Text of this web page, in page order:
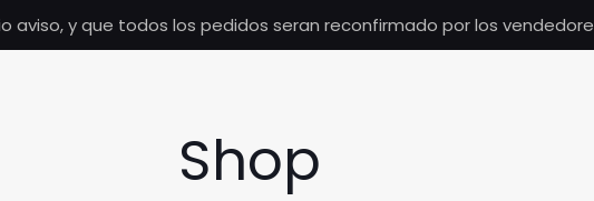
aviso, y que todos los pedidos seran reconfirmado por los
Shop